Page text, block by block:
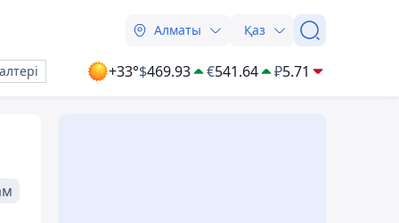
Алматы Қаз
+33°$469.93 €541.64 ₽5.71